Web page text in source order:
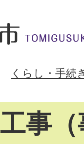
くらし・手続
事